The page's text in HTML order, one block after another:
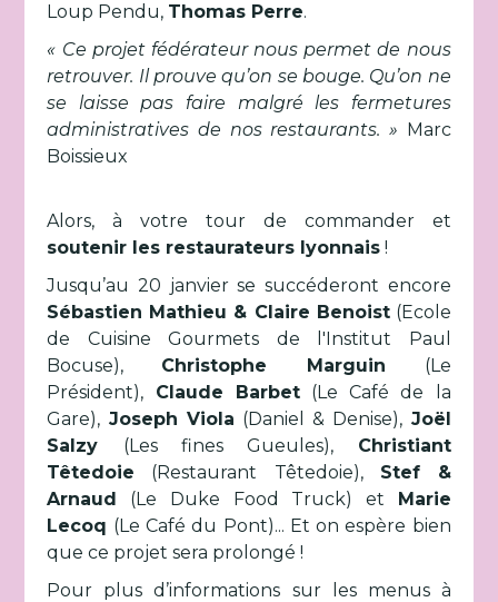
Loup Pendu, Thomas Perre.
« Ce projet fédérateur nous permet de nous
retrouver. Il prouve qu’on se bouge. Qu’on ne
se laisse pas faire malgré les fermetures
administratives de nos restaurants. » Marc
Boissieux
Alors, à votre tour de commander et
soutenir les restaurateurs lyonnais !
Jusqu’au 20 janvier se succéderont encore
Sébastien Mathieu & Claire Benoist(Ecole
de Cuisine Gourmets de l'Institut Paul
Bocuse), Christophe Marguin (Le
Président), Claude Barbet(Le Café de la
Gare), Joseph Viola (Daniel & Denise), Joël
Salzy (Les fines Gueules), Christiant
Têtedoie (Restaurant Têtedoie), Stef &
Arnaud (Le Duke Food Truck) et Marie
Lecoq (Le Café du Pont)... Et on espère bien
que ce projet sera prolongé !
Pour plus d’informations sur les menus à